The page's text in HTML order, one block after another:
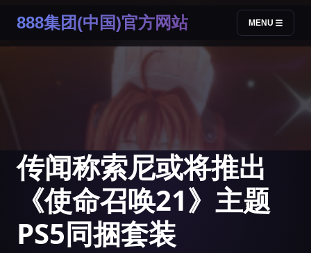
888集团(中国)官方网站 MENU
传闻称索尼或将推出
《使命召唤21》主题
PS5同捆套装